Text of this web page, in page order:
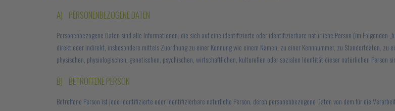
A) PERSONENBEZOGENE DATEN
Personenbezogene Daten sind alle Informationen, die sich auf eine identifizierte oder identifizierbare natürliche Person (im Folgenden
direkt oder indirekt, insbesondere mittels Zuordnung zu einer Kennung wie einem Namen, zu einer Kennnummer, zu Standortdaten,
physischen, physiologischen, genetischen, psychischen, wirtschaftlichen, kulturellen oder sozialen Identität dieser natürlichen Person
B) BETROFFENE PERSON
Betroffene Person ist jede identifizierte oder identifizierbare natürliche Person, deren personenbezogene Daten von dem für die